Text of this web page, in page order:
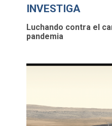
INVESTIGA
Luchando contra el
pandemia